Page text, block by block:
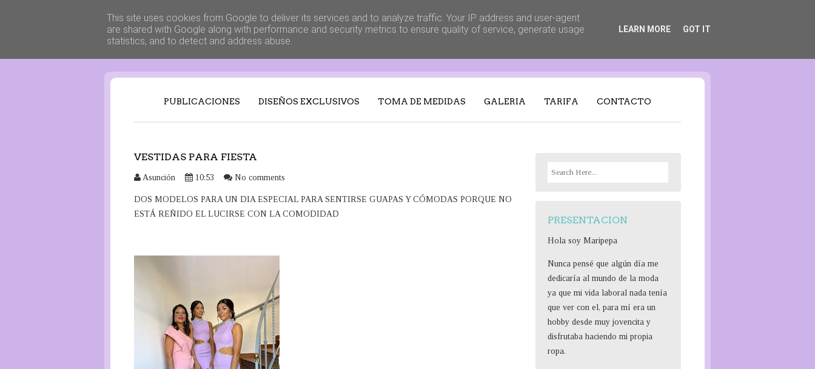
patrones para todo tipo de ropa, fiesta o casual, de mujer hombre o niños
PUBLICACIONES DISEÑOS EXCLUSIVOS TOMA DE MEDIDAS GALERIA TARIFA CONTACTO
VESTIDAS PARA FIESTA
Asunción 10:53 No comments
DOS MODELOS PARA UN DIA ESPECIAL PARA SENTIRSE GUAPAS Y CÓMODAS PORQUE NO
ESTÁ REÑIDO EL LUCIRSE CON LA COMODIDAD
c
h
o
r
:
PRESENTACION
Hola soy Maripepa
Nunca pensé que algún día me
dedicaría al mundo de la moda
ya que mi vida laboral nada tenía
que ver con el, para mí era un
hobby desde muy jovencita y
disfrutaba haciendo mi propia
ropa.
This site uses cookies from Google to deliver its services and to analyze traffic. Your IP address and user-agent
are shared with Google along with performance and security metrics to ensure quality of service, generate usage
statistics, and to detect and address abuse.
LEARN MORE GOT IT